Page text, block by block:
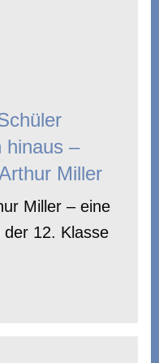
hinaus –
Miller
Miller – eine
12. Klasse